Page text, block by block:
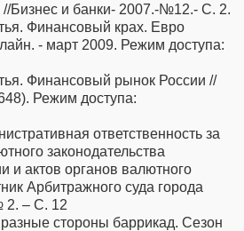
//Бизнес и банки- 2007.-№12.- С. 2.
Финансовый крах. Евро
- март 2009. Режим доступа:
Финансовый рынок России //
Режим доступа:
ответственность за
законодательства
и актов органов валютного
Арбитражного суда города
– С. 12
стороны баррикад. Сезон